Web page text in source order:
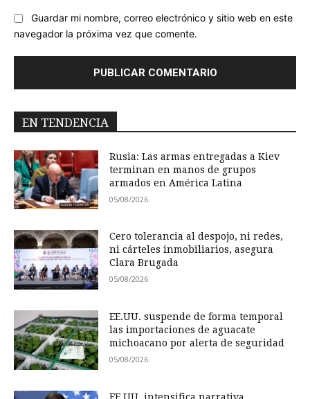
Guardar mi nombre, correo electrónico y sitio web en este
navegador la próxima vez que comente.
EN TENDENCIA
Rusia: Las armas entregadas a Kiev
terminan en manos de grupos
armados en América Latina
05/08/2026
Cero tolerancia al despojo, ni redes,
ni cárteles inmobiliarios, asegura
Clara Brugada
05/08/2026
EE.UU. suspende de forma temporal
las importaciones de aguacate
michoacano por alerta de seguridad
05/08/2026
EE.UU. intensifica narrativa